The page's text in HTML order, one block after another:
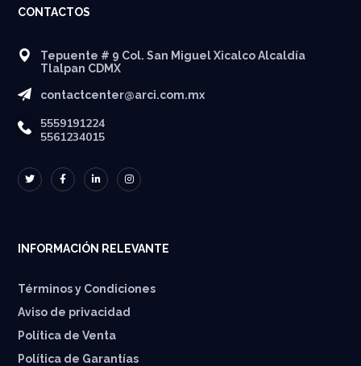
CONTACTOS
Tepuente # 9 Col. San Miguel Xicalco Alcaldía
Tlalpan CDMX
contactcenter@arci.com.mx
5559191224
5561234015
INFORMACIÓN RELEVANTE
Términos y Condiciones
Aviso de privacidad
Política de Venta
Política de Garantías